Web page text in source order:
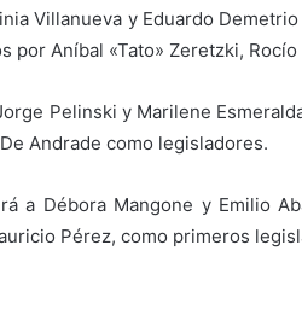
Villanueva y Eduardo
por Aníbal «Tato» Zeretzki,
Pelinski y Marilene
Andrade como legisladores.
a Débora Mangone y Emilio
Pérez, como primeros